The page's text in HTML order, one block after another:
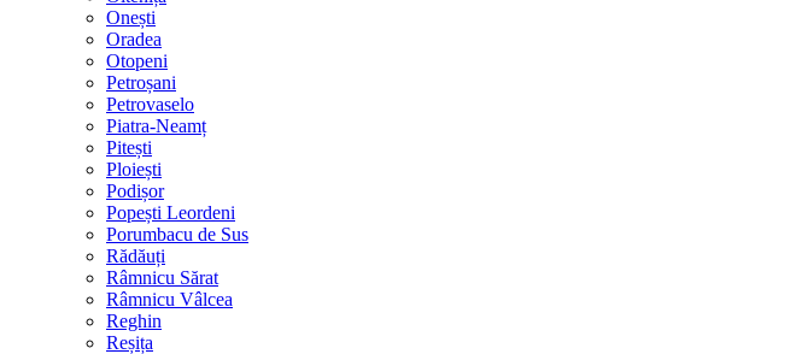
Onești
Oradea
Otopeni
Petroșani
Petrovaselo
Piatra-Neamț
Pitești
Ploiești
Podișor
Popești Leordeni
Porumbacu de Sus
Rădăuți
Râmnicu Sărat
Râmnicu Vâlcea
Reghin
Reșița